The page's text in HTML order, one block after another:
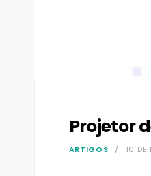
Projetor
ARTIGOS 10